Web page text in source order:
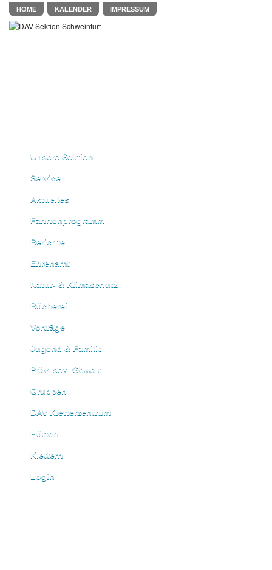
HOME KALENDER IMPRESSUM
Unsere Sektion
Service
Aktuelles
Fahrtenprogramm
Berichte
Ehrenamt
Natur- & Klimaschutz
Bücherei
Vorträge
Jugend & Familie
Präv. sex. Gewalt
Gruppen
DAV Kletterzentrum
Hütten
Klettern
Login